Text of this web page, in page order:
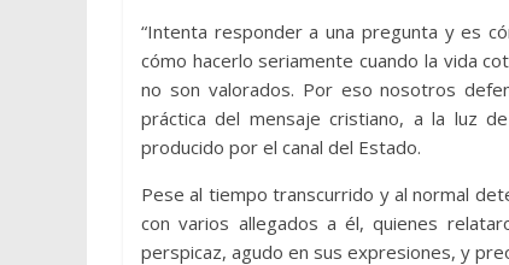
“Intenta responder a una pregunta y es
cómo hacerlo seriamente cuando la vida
no son valorados. Por eso nosotros
práctica del mensaje cristiano, a la luz
producido por el canal del Estado.
Pese al tiempo transcurrido y al normal
con varios allegados a él, quienes
perspicaz, agudo en sus expresiones, y